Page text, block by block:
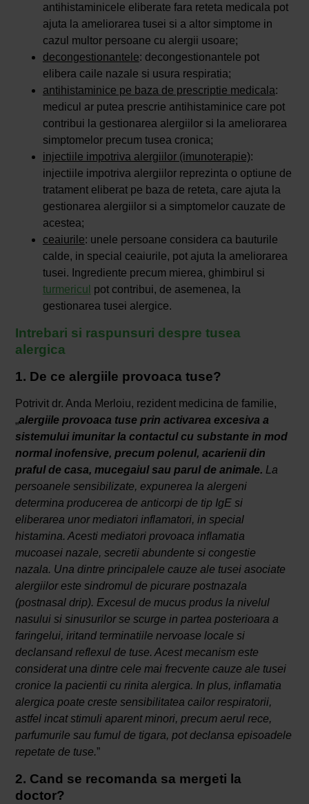
antihistaminicele eliberate fara reteta medicala pot
ajuta la ameliorarea tusei si a altor simptome in
cazul multor persoane cu alergii usoare;
decongestionantele: decongestionantele pot
elibera caile nazale si usura respiratia;
antihistaminice pe baza de prescriptie medicala:
medicul ar putea prescrie antihistaminice care pot
contribui la gestionarea alergiilor si la ameliorarea
simptomelor precum tusea cronica;
injectiile impotriva alergiilor (imunoterapie):
injectiile impotriva alergiilor reprezinta o optiune de
tratament eliberat pe baza de reteta, care ajuta la
gestionarea alergiilor si a simptomelor cauzate de
acestea;
ceaiurile: unele persoane considera ca bauturile
calde, in special ceaiurile, pot ajuta la ameliorarea
tusei. Ingrediente precum mierea, ghimbirul si
turmericul pot contribui, de asemenea, la
gestionarea tusei alergice.
Intrebari si raspunsuri despre tusea
alergica
1. De ce alergiile provoaca tuse?
Potrivit dr. Anda Merloiu, rezident medicina de familie,
„alergiile provoaca tuse prin activarea excesiva a
sistemului imunitar la contactul cu substante in mod
normal inofensive, precum polenul, acarienii din
praful de casa, mucegaiul sau parul de animale. La
persoanele sensibilizate, expunerea la alergeni
determina producerea de anticorpi de tip IgE si
eliberarea unor mediatori inflamatori, in special
histamina. Acesti mediatori provoaca inflamatia
mucoasei nazale, secretii abundente si congestie
nazala. Una dintre principalele cauze ale tusei asociate
alergiilor este sindromul de picurare postnazala
(postnasal drip). Excesul de mucus produs la nivelul
nasului si sinusurilor se scurge in partea posterioara a
faringelui, iritand terminatiile nervoase locale si
declansand reflexul de tuse. Acest mecanism este
considerat una dintre cele mai frecvente cauze ale tusei
cronice la pacientii cu rinita alergica. In plus, inflamatia
alergica poate creste sensibilitatea cailor respiratorii,
astfel incat stimuli aparent minori, precum aerul rece,
parfumurile sau fumul de tigara, pot declansa episoadele
repetate de tuse.”
2. Cand se recomanda sa mergeti la
doctor?